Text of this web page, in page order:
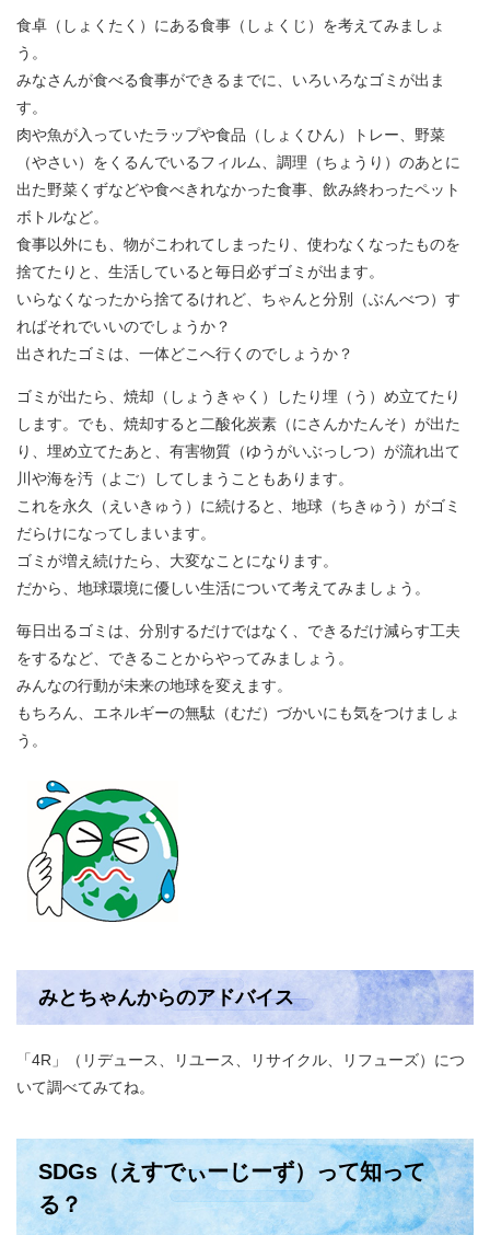
食卓（しょくたく）にある食事（しょくじ）を考えてみましょ
う。
みなさんが食べる食事ができるまでに、いろいろなゴミが出ま
す。
肉や魚が入っていたラップや食品（しょくひん）トレー、野菜
（やさい）をくるんでいるフィルム、調理（ちょうり）のあとに
出た野菜くずなどや食べきれなかった食事、飲み終わったペット
ボトルなど。
食事以外にも、物がこわれてしまったり、使わなくなったものを
捨てたりと、生活していると毎日必ずゴミが出ます。
いらなくなったから捨てるけれど、ちゃんと分別（ぶんべつ）す
ればそれでいいのでしょうか？
出されたゴミは、一体どこへ行くのでしょうか？
ゴミが出たら、焼却（しょうきゃく）したり埋（う）め立てたり
します。でも、焼却すると二酸化炭素（にさんかたんそ）が出た
り、埋め立てたあと、有害物質（ゆうがいぶっしつ）が流れ出て
川や海を汚（よご）してしまうこともあります。
これを永久（えいきゅう）に続けると、地球（ちきゅう）がゴミ
だらけになってしまいます。
ゴミが増え続けたら、大変なことになります。
だから、地球環境に優しい生活について考えてみましょう。
毎日出るゴミは、分別するだけではなく、できるだけ減らす工夫
をするなど、できることからやってみましょう。
みんなの行動が未来の地球を変えます。
もちろん、エネルギーの無駄（むだ）づかいにも気をつけましょ
う。
みとちゃんからのアドバイス
「4R」（リデュース、リユース、リサイクル、リフューズ）につ
いて調べてみてね。
SDGs（えすでぃーじーず）って知って
る？